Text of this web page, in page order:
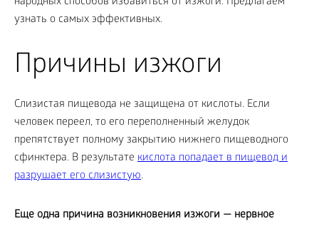
узнать о самых эффективных.
Причины изжоги
Слизистая пищевода не защищена от кислоты. Если
человек переел, то его переполненный желудок
препятствует полному закрытию нижнего пищеводного
сфинктера. В результате кислота попадает в пищевод и
разрушает его слизистую.
Еще одна причина возникновения изжоги — нервное